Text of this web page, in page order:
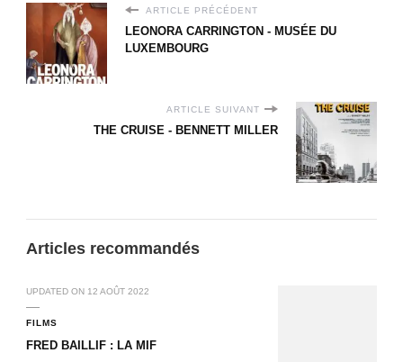
ARTICLE PRÉCÉDENT
LEONORA CARRINGTON - MUSÉE DU
LUXEMBOURG
ARTICLE SUIVANT
THE CRUISE - BENNETT MILLER
Articles recommandés
UPDATED ON 12 AOÛT 2022
FILMS
FRED BAILLIF : LA MIF